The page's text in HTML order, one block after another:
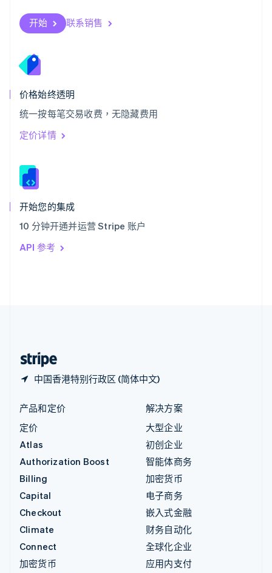
开始 联系销售
价格始终透明
统一按每笔交易收费，无隐藏费用
定价详情
开始您的集成
10 分钟开通并运营 Stripe 账户
API 参考
中国香港特别行政区 (简体中文)
斯洛伐克
English
English
泰国
ไทย
希腊
English
西班牙
Español
新加坡
新西兰
匈牙利
English
ItalianoEnglish
印度
English
产品和定价
定价
Atlas
Authorization Boost
Billing
Capital
Checkout
Climate
Connect
加密货币
解决方案
大型企业
初创企业
智能体商务
加密货币
电子商务
嵌入式金融
财务自动化
全球化企业
应用内支付